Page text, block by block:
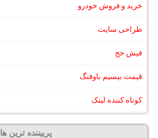
خرید و فروش خودرو
طراحی سایت
فیش حج
قیمت بیسیم باوفنگ
کوتاه کننده لینک
پربیننده ترین ها